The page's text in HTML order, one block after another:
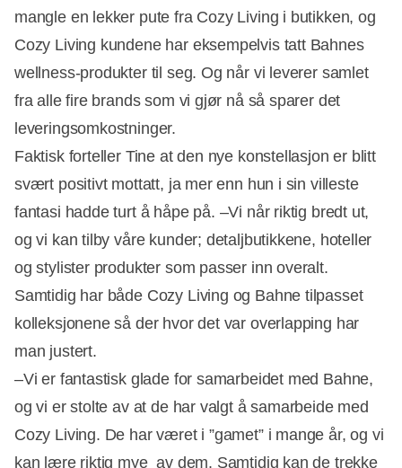
mangle en lekker pute fra Cozy Living i butikken, og
Cozy Living kundene har eksempelvis tatt Bahnes
wellness-produkter til seg. Og når vi leverer samlet
fra alle fire brands som vi gjør nå så sparer det
leveringsomkostninger.
Faktisk forteller Tine at den nye konstellasjon er blitt
svært positivt mottatt, ja mer enn hun i sin villeste
fantasi hadde turt å håpe på. –Vi når riktig bredt ut,
og vi kan tilby våre kunder; detaljbutikkene, hoteller
og stylister produkter som passer inn overalt.
Samtidig har både Cozy Living og Bahne tilpasset
kolleksjonene så der hvor det var overlapping har
man justert.
–Vi er fantastisk glade for samarbeidet med Bahne,
og vi er stolte av at de har valgt å samarbeide med
Cozy Living. De har været i ”gamet” i mange år, og vi
kan lære riktig mye av dem. Samtidig kan de trekke